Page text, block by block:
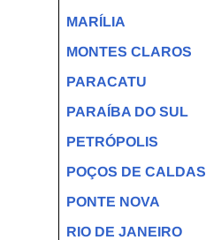
MARÍLIA
MONTES CLAROS
PARACATU
PARAÍBA DO SUL
PETRÓPOLIS
POÇOS DE CALDAS
PONTE NOVA
RIO DE JANEIRO